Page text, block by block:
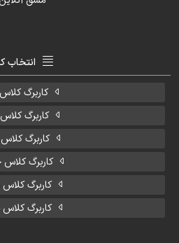
انتخاب
کاربرگ
کاربرگ
کاربرگ
کاربرگ کلاس
کاربرگ
کاربرگ